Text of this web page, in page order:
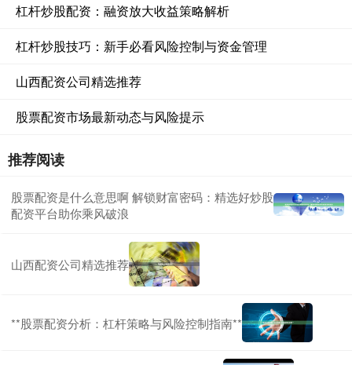
杠杆炒股配资：融资放大收益策略解析
杠杆炒股技巧：新手必看风险控制与资金管理
山西配资公司精选推荐
股票配资市场最新动态与风险提示
推荐阅读
股票配资是什么意思啊 解锁财富密码：精选好炒股
配资平台助你乘风破浪
山西配资公司精选推荐
**股票配资分析：杠杆策略与风险控制指南**